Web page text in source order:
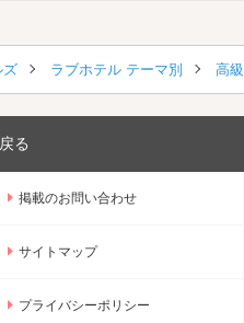
ズ ラブホテル テーマ別 高
る
掲載のお問い合わせ
サイトマップ
プライバシーポリシー